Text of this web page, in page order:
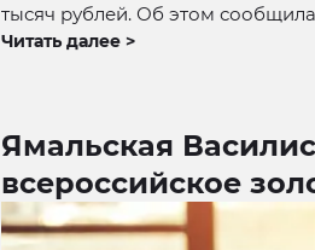
тысяч рублей. Об этом
Читать далее >
Ямальская
всероссийское